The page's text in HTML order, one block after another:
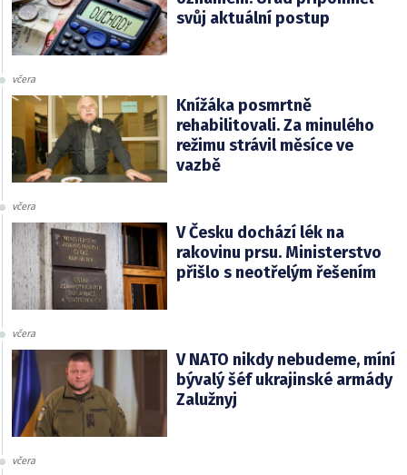
svůj aktuální postup
včera
Knížáka posmrtně
rehabilitovali. Za minulého
režimu strávil měsíce ve
vazbě
včera
V Česku dochází lék na
rakovinu prsu. Ministerstvo
přišlo s neotřelým řešením
včera
V NATO nikdy nebudeme, míní
bývalý šéf ukrajinské armády
Zalužnyj
včera